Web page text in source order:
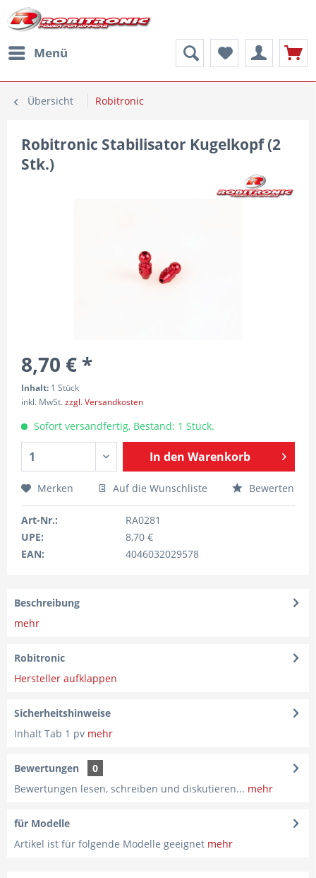
Menü
Übersicht Robitronic
Robitronic Stabilisator Kugelkopf (2
Stk.)
8,70 € *
Inhalt: 1 Stück
inkl. MwSt.zzgl. Versandkosten
Sofort versandfertig, Bestand: 1 Stück.
In den Warenkorb
Merken Auf die Wunschliste Bewerten
Art-Nr.:
RA0281
UPE:
8,70 €
EAN:
4046032029578
Beschreibung
mehr
Robitronic
Hersteller aufklappen
Sicherheitshinweise
Inhalt Tab 1 pv mehr
Bewertungen
0
Bewertungen lesen, schreiben und diskutieren... mehr
für Modelle
Artikel ist für folgende Modelle geeignet mehr